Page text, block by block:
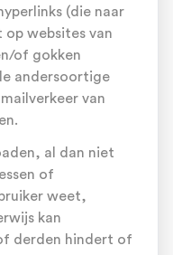
(die naar
websites van
of gokken
andersoortige
van
al dan niet
of
weet,
kan
derden hindert of